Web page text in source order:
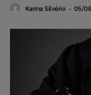
Karina Silvério - 05/